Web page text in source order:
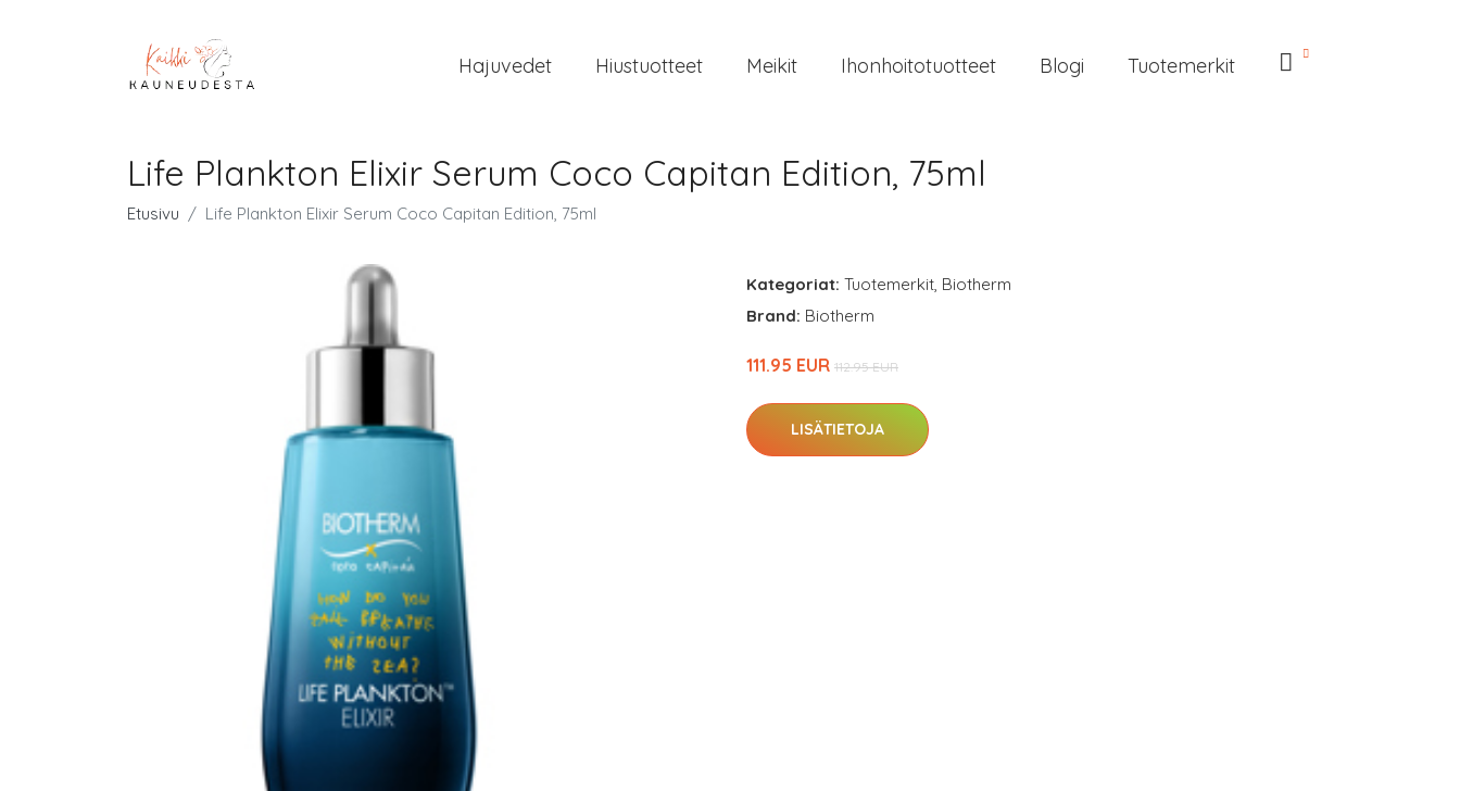
Hajuvedet Hiustuotteet Meikit Ihonhoitotuotteet Blogi Tuotemerkit
Life Plankton Elixir Serum Coco Capitan Edition, 75ml
Etusivu Life Plankton Elixir Serum Coco Capitan Edition, 75ml
Kategoriat: Tuotemerkit, Biotherm
Brand: Biotherm
111.95 EUR 112.95 EUR
LISÄTIETOJA